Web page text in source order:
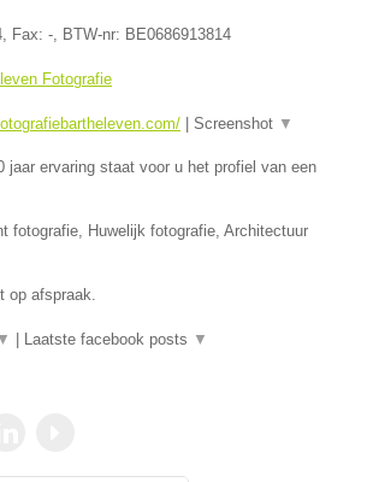
, Fax: - , BTW-nr: BE0686913814
Fotografie
Screenshot ▼
jaar ervaring staat voor u het profiel van een
fotografie, Huwelijk fotografie, Architectuur
op afspraak.
▼ Laatste facebook posts ▼